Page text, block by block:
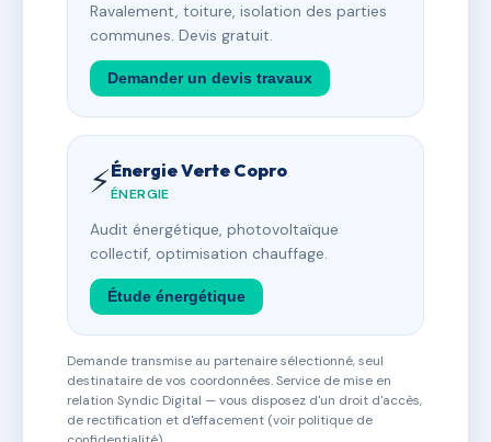
Ravalement, toiture, isolation des parties
communes. Devis gratuit.
Demander un devis travaux
⚡Énergie Verte Copro
ÉNERGIE
Audit énergétique, photovoltaïque
collectif, optimisation chauffage.
Étude énergétique
Demande transmise au partenaire sélectionné, seul
destinataire de vos coordonnées. Service de mise en
relation Syndic Digital — vous disposez d'un droit d'accès,
de rectification et d'effacement (voir politique de